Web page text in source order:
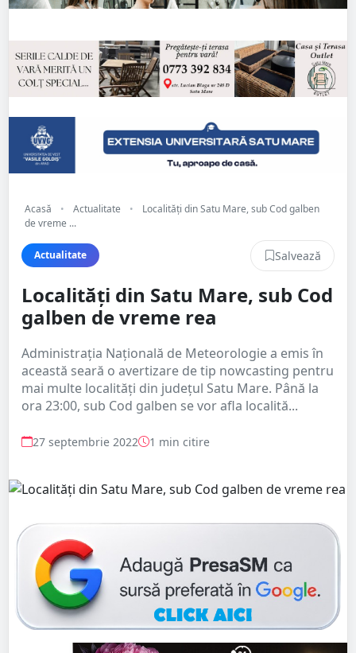
Acasă • Actualitate •
Localități din Satu Mare, sub Cod galben
de vreme ...
Actualitate Salvează
Localități din Satu Mare, sub Cod
galben de vreme rea
Administrația Națională de Meteorologie a emis în
această seară o avertizare de tip nowcasting pentru
mai multe localități din județul Satu Mare. Până la
ora 23:00, sub Cod galben se vor afla localită...
27 septembrie 2022 1 min citire